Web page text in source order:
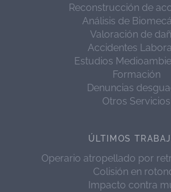
Reconstrucción de
Análisis de
Valoración de
Accidentes
Estudios
Formación
Denuncias
Otros Servicios
ÚLTIMOS
Operario atropellado por
Colisión en
Impacto contra